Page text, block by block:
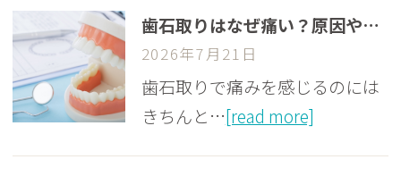
歯石取りはなぜ痛い？原因や痛みを軽減する方法を歯科医師が解説｜子どもの歯石取りについても紹介
2026年7月21日
歯石取りで痛みを感じるのには
きちんと…[read more]